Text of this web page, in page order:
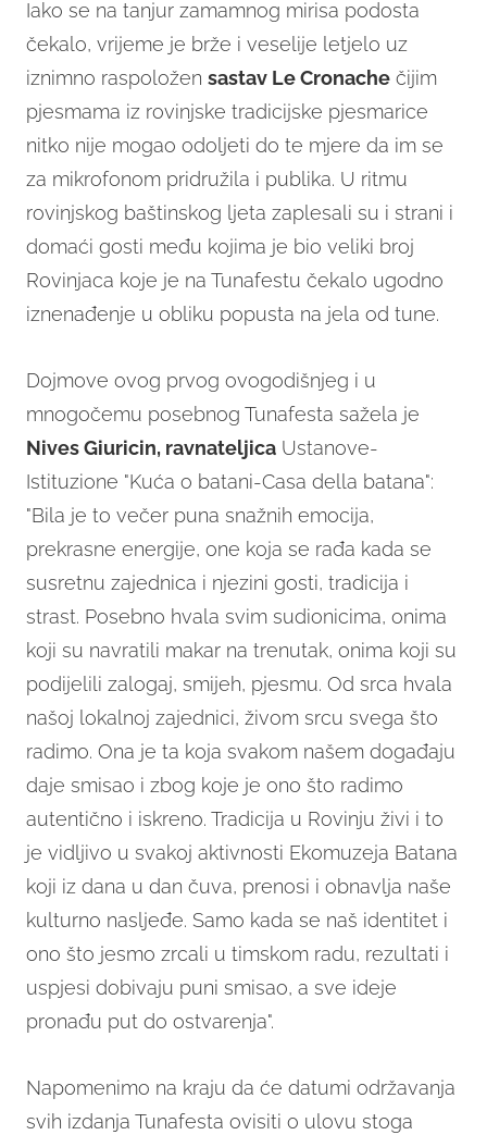
Iako se na tanjur zamamnog mirisa podosta
čekalo, vrijeme je brže i veselije letjelo uz
iznimno raspoložen sastav Le Cronache čijim
pjesmama iz rovinjske tradicijske pjesmarice
nitko nije mogao odoljeti do te mjere da im se
za mikrofonom pridružila i publika. U ritmu
rovinjskog baštinskog ljeta zaplesali su i strani i
domaći gosti među kojima je bio veliki broj
Rovinjaca koje je na Tunafestu čekalo ugodno
iznenađenje u obliku popusta na jela od tune.
Dojmove ovog prvog ovogodišnjeg i u
mnogočemu posebnog Tunafesta sažela je
Nives Giuricin, ravnateljica Ustanove-
Istituzione "Kuća o batani-Casa della batana":
"Bila je to večer puna snažnih emocija,
prekrasne energije, one koja se rađa kada se
susretnu zajednica i njezini gosti, tradicija i
strast. Posebno hvala svim sudionicima, onima
koji su navratili makar na trenutak, onima koji su
podijelili zalogaj, smijeh, pjesmu. Od srca hvala
našoj lokalnoj zajednici, živom srcu svega što
radimo. Ona je ta koja svakom našem događaju
daje smisao i zbog koje je ono što radimo
autentično i iskreno. Tradicija u Rovinju živi i to
je vidljivo u svakoj aktivnosti Ekomuzeja Batana
koji iz dana u dan čuva, prenosi i obnavlja naše
kulturno nasljeđe. Samo kada se naš identitet i
ono što jesmo zrcali u timskom radu, rezultati i
uspjesi dobivaju puni smisao, a sve ideje
pronađu put do ostvarenja".
Napomenimo na kraju da će datumi održavanja
svih izdanja Tunafesta ovisiti o ulovu stoga